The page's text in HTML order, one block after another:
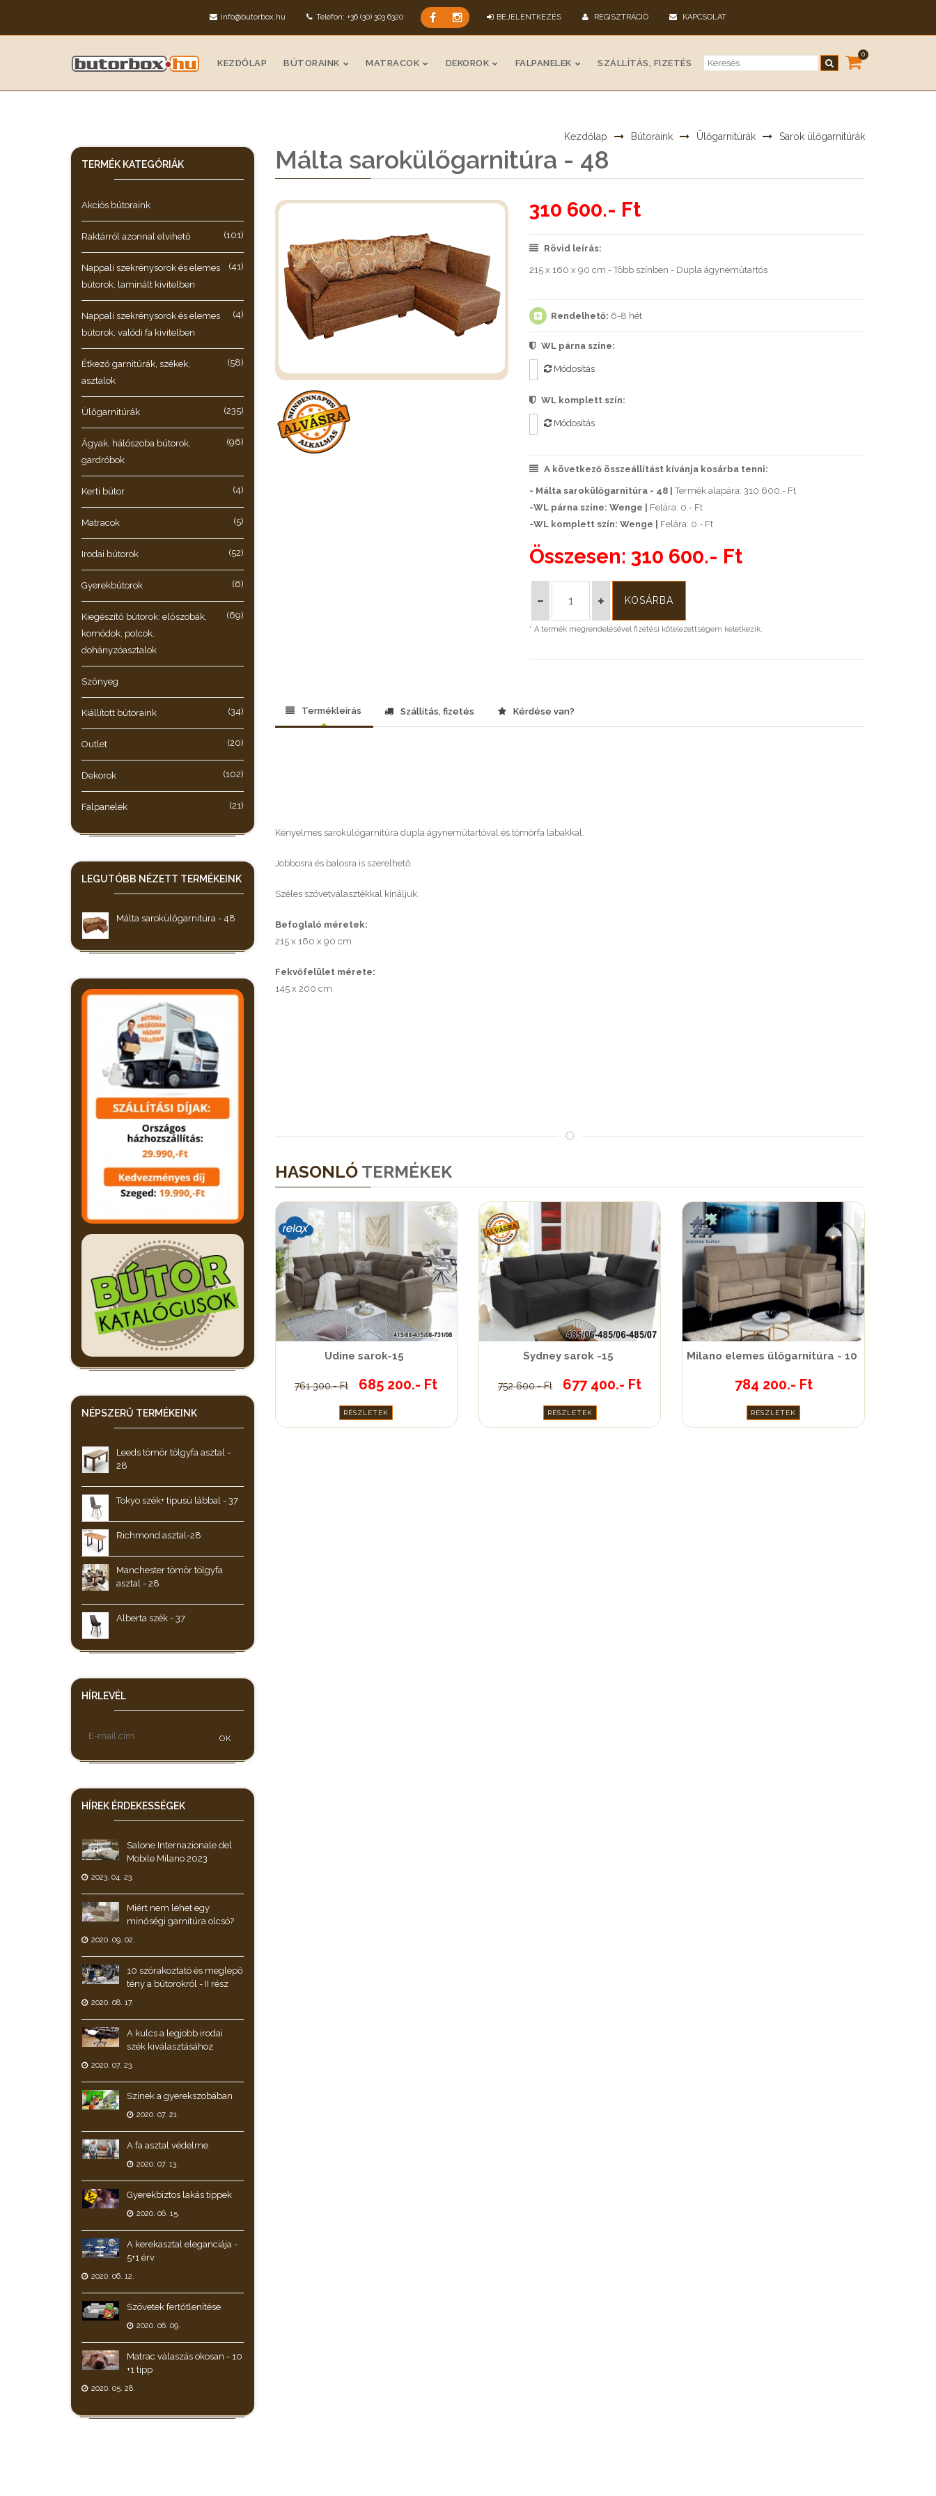
info@butorbox.hu Telefon: +36 (30) 303 6320 BEJELENTKEZÉS REGISZTRÁCIÓ KAPCSOLAT
KEZDŐLAP BÚTORAINK MATRACOK DEKOROK FALPANELEK SZÁLLÍTÁS, FIZETÉS
0
Kezdőlap Bútoraink Ülőgarnitúrák Sarok ülőgarnitúrák
Málta sarokülőgarnitúra - 48
310 600.- Ft
Rövid leírás:
215 x 160 x 90 cm - Több színben - Dupla ágyneműtartós
Rendelhető: 6-8 hét
WL párna színe:
Módosítás
WL komplett szín:
Módosítás
A következő összeállítást kívánja kosárba tenni:
- Málta sarokülőgarnitúra - 48 |Termék alapára: 310 600.- Ft
-WL párna színe: Wenge |
Felára: 0.- Ft
-WL komplett szín: Wenge |
Felára: 0.- Ft
Összesen:310 600.- Ft
* A termék megrendelésével fizetési kötelezettségem keletkezik.
Termékleírás Szállítás, fizetés Kérdése van?
Kényelmes sarokülőgarnitúra dupla ágyneműtartóval és tömörfa lábakkal.
Jobbosra és balosra is szerelhető.
Széles szövetválasztékkal kínáljuk.
Befoglaló méretek:
215 x 160 x 90 cm
Fekvőfelület mérete:
145 x 200 cm
HASONLÓ TERMÉKEK
Udine sarok-15
761 300.- Ft 685 200.- Ft
RÉSZLETEK
Sydney sarok -15
752 600.- Ft 677 400.- Ft
RÉSZLETEK
Milano elemes ülőgarnitúra - 10
784 200.- Ft
RÉSZLETEK
TERMÉK KATEGÓRIÁK
Akciós bútoraink
Raktárról azonnal elvihető (101)
Nappali szekrénysorok és elemes
bútorok, laminált kivitelben
(41)
Nappali szekrénysorok és elemes
bútorok, valódi fa kivitelben
(4)
Étkező garnitúrák, székek,
asztalok
(58)
Ülőgarnitúrák (235)
Ágyak, hálószoba bútorok,
gardróbok
(96)
Kerti bútor (4)
Matracok (5)
Irodai bútorok (52)
Gyerekbútorok (6)
Kiegészítő bútorok: előszobák,
komódok, polcok,
dohányzóasztalok
(69)
Szőnyeg
Kiállított bútoraink (34)
Outlet (20)
Dekorok (102)
Falpanelek (21)
LEGUTÓBB NÉZETT TERMÉKEINK
Málta sarokülőgarnitúra - 48
NÉPSZERŰ TERMÉKEINK
Leeds tömör tölgyfa asztal -
28
Tokyo szék+ tipusú lábbal - 37
Richmond asztal-28
Manchester tömör tölgyfa
asztal - 28
Alberta szék - 37
HÍRLEVÉL
OK
HÍREK ÉRDEKESSÉGEK
Salone Internazionale del
Mobile Milano 2023
2023. 04. 23.
Miért nem lehet egy
minőségi garnitúra olcsó?
2020. 09. 02.
10 szórakoztató és meglepő
tény a bútorokról - II rész
2020. 08. 17.
A kulcs a legjobb irodai
szék kiválasztásához
2020. 07. 23.
Színek a gyerekszobában
2020. 07. 21.
A fa asztal védelme
2020. 07. 13.
Gyerekbiztos lakás tippek
2020. 06. 15.
A kerekasztal eleganciája -
5+1 érv
2020. 06. 12.
Szövetek fertőtlenítése
2020. 06. 09.
Matrac válaszás okosan - 10
+1 tipp
2020. 05. 28.